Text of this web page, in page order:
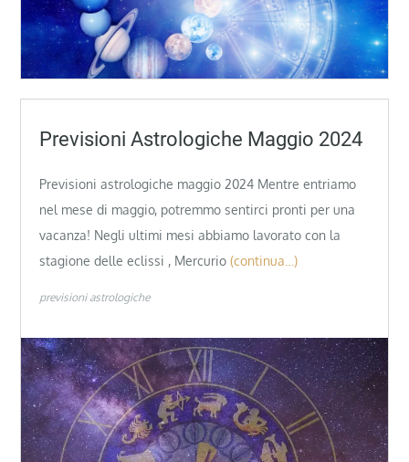
Previsioni Astrologiche Maggio 2024
Previsioni astrologiche maggio 2024 Mentre entriamo
nel mese di maggio, potremmo sentirci pronti per una
vacanza! Negli ultimi mesi abbiamo lavorato con la
stagione delle eclissi , Mercurio (continua…)
previsioni astrologiche